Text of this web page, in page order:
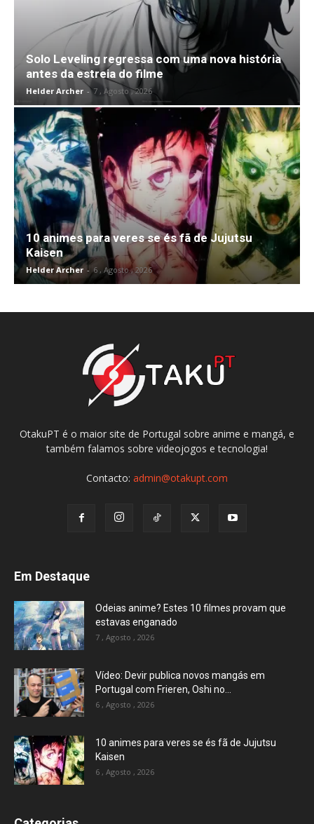
Solo Leveling regressa com uma nova história
antes da estreia do filme
Helder Archer - 7 , Agosto , 2026
10 animes para veres se és fã de Jujutsu
Kaisen
Helder Archer - 6 , Agosto , 2026
OtakuPT é o maior site de Portugal sobre anime e mangá, e
também falamos sobre videojogos e tecnologia!
Contacto: admin@otakupt.com
Em Destaque
Odeias anime? Estes 10 filmes provam que
estavas enganado
7 , Agosto , 2026
Vídeo: Devir publica novos mangás em
Portugal com Frieren, Oshi no...
6 , Agosto , 2026
10 animes para veres se és fã de Jujutsu
Kaisen
6 , Agosto , 2026